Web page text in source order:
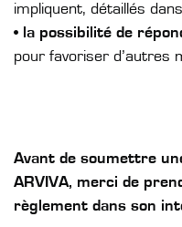
impliquent, détaillés
• la possibilité de
pour favoriser d’autres
Avant de soumettre
ARVIVA, merci de
règlement dans son